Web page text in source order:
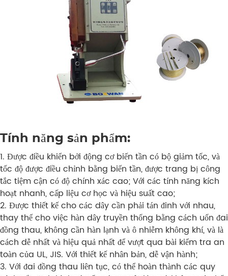
Tính năng sản phẩm:
1. Được điều khiển bởi động cơ biến tần có bộ giảm tốc, và
tốc độ được điều chỉnh bằng biến tần, được trang bị công
tắc tiệm cận có độ chính xác cao; Với các tính năng kích
hoạt nhanh, cấp liệu cơ học và hiệu suất cao;
2. Được thiết kế cho các dây cần phải tán đinh với nhau,
thay thế cho việc hàn dây truyền thống bằng cách uốn đai
đồng thau, không cần hàn lạnh và ô nhiễm không khí, và là
cách dễ nhất và hiệu quả nhất để vượt qua bài kiểm tra an
toàn của UL, JIS. Với thiết kế nhân bản, dễ vận hành;
3. Với đai đồng thau liên tục, có thể hoàn thành các quy